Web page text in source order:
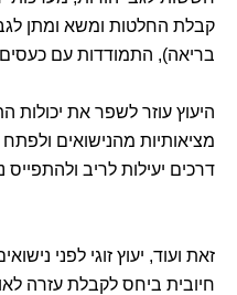
קבלת החלטות ומשא ומתן
בריאה), התמודדות עם כעסים
היעוץ עוזר לשפר את יכולות
מציאותיות מהנישואים ולפתח
דרכים יעילות לריב ולהתפייס
זאת ועוד, יעוץ זוגי לפני
חיובית ביחס לקבלת עזרה